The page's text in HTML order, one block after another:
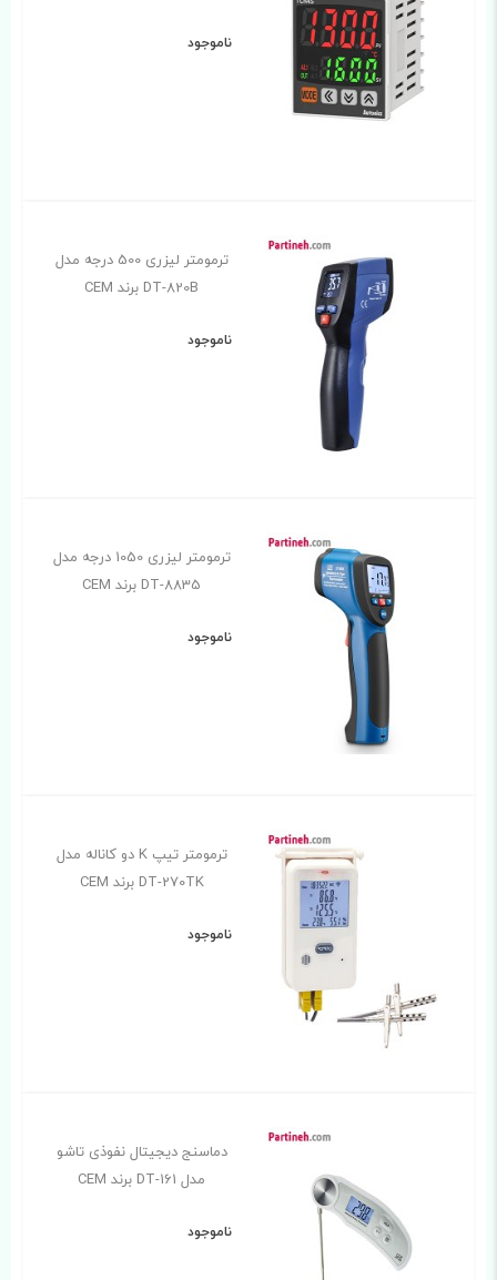
ناموجود
ترمومتر لیزری 500 درجه مدل
DT-820B برند CEM
ناموجود
ترمومتر لیزری 1050 درجه مدل
DT-8835 برند CEM
ناموجود
ترمومتر تیپ K دو کاناله مدل
DT-270TK برند CEM
ناموجود
دماسنج دیجیتال نفوذی تاشو
مدل DT-161 برند CEM
ناموجود